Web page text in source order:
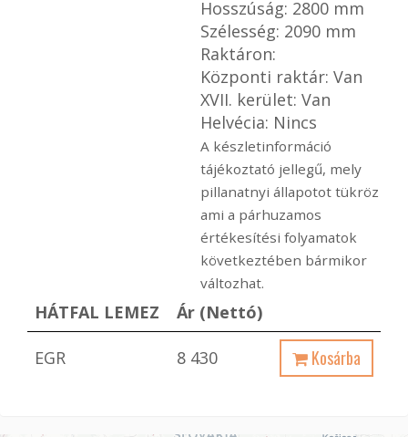
Hosszúság: 2800 mm
Szélesség: 2090 mm
Raktáron:
Központi raktár: Van
XVII. kerület: Van
Helvécia: Nincs
A készletinformáció
tájékoztató jellegű, mely
pillanatnyi állapotot tükröz
ami a párhuzamos
értékesítési folyamatok
következtében bármikor
változhat.
HÁTFAL LEMEZ Ár (Nettó)
EGR 8 430 Kosárba